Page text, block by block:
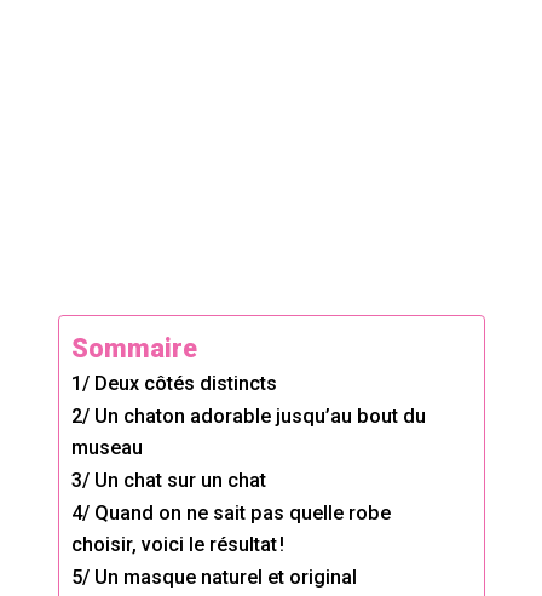
Sommaire
1/ Deux côtés distincts
2/ Un chaton adorable jusqu’au bout du
museau
3/ Un chat sur un chat
4/ Quand on ne sait pas quelle robe
choisir, voici le résultat !
5/ Un masque naturel et original